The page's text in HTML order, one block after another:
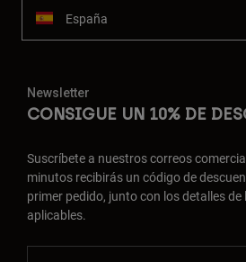
España
Newsletter
CONSIGUE UN 10% DE
Suscríbete a nuestros correos
minutos recibirás un código de
primer pedido, junto con los detalles
aplicables.